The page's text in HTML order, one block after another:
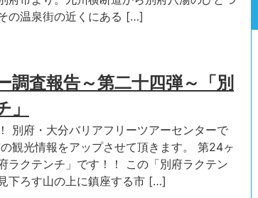
の温泉街の近くにある […]
調査報告～第二十四弾～「別
」
別府・大分バリアフリーツアーセンターで
観光情報をアップさせて頂きます。 第24ヶ
ラクテンチ」です！！ この「別府ラクテン
下ろす山の上に鎮座する市 […]